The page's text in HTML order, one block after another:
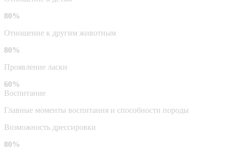
80%
Отношение к другим животным
80%
Проявление ласки
60%
Воспитание
Главные моменты воспитания и способности породы
Возможность дрессировки
80%